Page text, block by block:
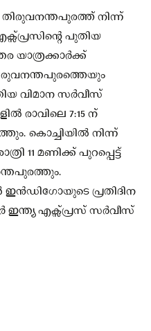
നിന്ന്
പുതിയ
യാത്രക്കാർക്ക്
വിമാന സർവീസ്
രാവിലെ 7:15 ന്
കൊച്ചിയിൽ നിന്ന്
11 മണിക്ക് പുറപ്പെട്ട്
ഇൻഡിഗോയുടെ പ്രതിദിന
എക്സ്പ്രസ് സർവീസ്